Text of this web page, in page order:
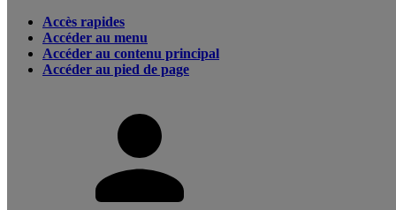
Accès rapides
Accéder au menu
Accéder au contenu principal
Accéder au pied de page